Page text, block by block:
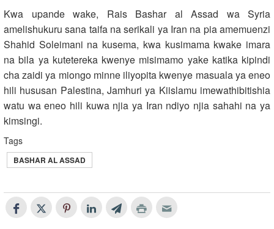
Kwa upande wake, Rais Bashar al Assad wa Syria
amelishukuru sana taifa na serikali ya Iran na pia amemuenzi
Shahid Soleimani na kusema, kwa kusimama kwake imara
na bila ya kutetereka kwenye misimamo yake katika kipindi
cha zaidi ya miongo minne iliyopita kwenye masuala ya eneo
hili hususan Palestina, Jamhuri ya Kiislamu imewathibitishia
watu wa eneo hili kuwa njia ya Iran ndiyo njia sahahi na ya
kimsingi.
Tags
BASHAR AL ASSAD